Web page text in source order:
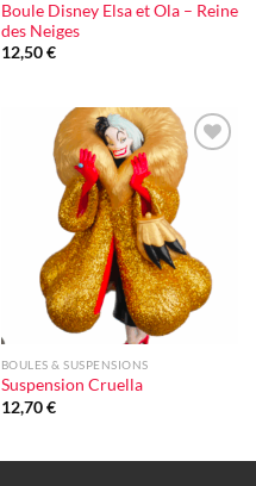
Boule Disney Elsa et Ola – Reine
des Neiges
12,50€
Ajouter
à la liste
BOULES & SUSPENSIONS
Suspension Cruella
12,70€